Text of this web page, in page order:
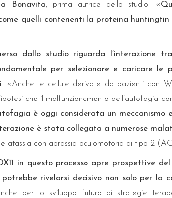
Bonavita, prima autrice dello studio. «
quelli contenenti la proteina
dallo studio riguarda l’interazione
per selezionare e caricare le
. «Anche le cellule derivate da pazienti con
che il malfunzionamento dell’autofagia
è oggi considerata un meccanismo
è stata collegata a numerose
atassia con aprassia oculomotoria di tipo 2
in questo processo apre prospettive
potrebbe rivelarsi decisivo non solo per la
per lo sviluppo futuro di strategie